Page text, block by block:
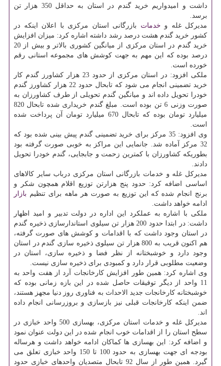
داشت و امیدواریم خرید گندم در استان به حداقل 350 هزار تن
برسد.
مدیرکل غله و خدمات بازرگانی استان مرکزی با اعلان اینکه در
کشور خرید گندم هشت درصد رشد داشته اشاره کرد: میزان افزایش
خرید گندم در استان مرکزی از میانگین کشوری بالاتر و بیش از 20
درصد بوده که این مهم به جهت کوشش های مجموعه استانی رقم
خورده است.
ملکی افزود: در استان مرکزی از حدود 23 هزار کشاورز گندم کار
خرید تضمینی انجام می شود که تابحال حدود 22 هزار کشاورز گندم
خودرا تحویل داده اند و میانگین گندم تحویلی از طرف کشاورزان به
صورت وزنی 6 تن بوده است. مبلغ گندم خریداری شده تابحال 820
میلیارد تومان بوده که تابحال 670 میلیارد تومان آن پرداخت شده
است.
وی افزود: 35 مرکز برای خرید تضمینی گندم پیش بینی شده بود که
32 مرکز آماده شد. جانمایی این مراکز به خوبی صورت گرفته بود
بطوریکه کشاورزان با کمترین زحمت و جابجایی، گندم خودرا تحویل
دادند.
مدیرکل غله و خدمات بازرگانی استان مرکزی درباب سایر کالاهای
اساسی اضافه کرد: حدود پنج هزارتن توزیع اقلام همچون شکر و
برنج انجام شده که این توزیع به صورت هر ماهه برای تنظیم بازار
ادامه خواهد داشت.
ملکی با اشاره به عملکرد این اداره در دولت تدبیر و امید اظهار
داشت: در ابتدا حدود 200 هزار تن سیلوی استاندارسازی ذخیره گندم
در استان وجود داشت که با اقدامات و کوشش های صورت گرفته،
هم اکنون قریب به 800 هزار تن سیلوی ذخیره سازی گندم در استان
وجود دارد و خوشبختانه از نظر فضا و ذخیره سازی، استان در
وضعیت مطلوبی قرار دارد و کمبودی برای ذخیره سازی نیست.
وی اشاره کرد: همین طور افزایش کارخانجات آرد از هفت واحد به
11 واحد از دیگر توفیقات حاصل شده در این بازه زمانی بوده که
خوشبختانه کارخانجات جدید الاحداث به فناوری روز دنیا مجهز هستند،
ضمن اینکه کارخانجات قبلی نیز بازسازی و بروزرسانی انجام داده
اند.
مدیرکل غله و خدمات استان مرکزی، بهسازی 500 واحد خبازی در
سطح استان را از اقدامات خوب انجام شده در این دولت عنوان نمود
و اضافه کرد: این بهسازی ها کماکان ادامه خواهد داشت و هرساله
بودجه ای جهت بهسازی به حدود 100 تا 150 واحد خبازی تعلق می
گیرد. همین طور از سال 92 تابحال متصدیان واحدهای خبازی حدود